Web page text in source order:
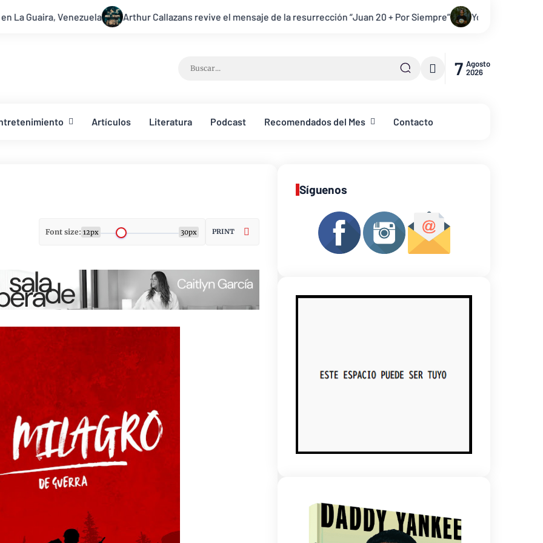
Arthur Callazans revive el mensaje de la resurrección “Juan 20 + Por Siempre” YouVersion y atletas invitan a abrir
7 Agosto
2026
Artículos Literatura Podcast Recomendados del Mes Contacto
Font size: 12px 30px PRINT
Síguenos